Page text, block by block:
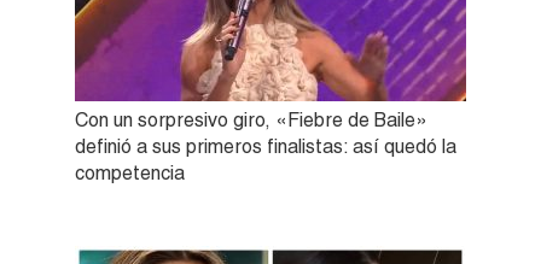
Con un sorpresivo giro, «Fiebre de Baile»
definió a sus primeros finalistas: así quedó la
competencia